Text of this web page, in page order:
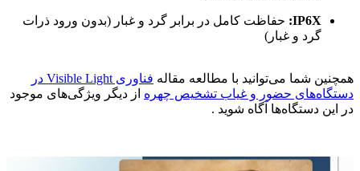
IP6X: حفاظت کامل در برابر گرد و غبار (بدون ورود ذرات
گرد و غبار)
همچنین شما می‌توانید با مطالعه مقاله
فناوری Visible Light در
دستگاه‌های حضور و غیاب تشخیص چهره از دیگر ویژگی‌های موجود
در این دستگاه‌ها آگاه شوید .